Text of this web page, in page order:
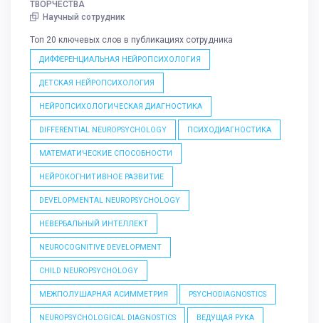
ТВОРЧЕСТВА
Научный сотрудник
Топ 20 ключевых слов в публикациях сотрудника
ДИФФЕРЕНЦИАЛЬНАЯ НЕЙРОПСИХОЛОГИЯ
ДЕТСКАЯ НЕЙРОПСИХОЛОГИЯ
НЕЙРОПСИХОЛОГИЧЕСКАЯ ДИАГНОСТИКА
DIFFERENTIAL NEUROPSYCHOLOGY ПСИХОДИАГНОСТИКА
МАТЕМАТИЧЕСКИЕ СПОСОБНОСТИ
НЕЙРОКОГНИТИВНОЕ РАЗВИТИЕ
DEVELOPMENTAL NEUROPSYCHOLOGY
НЕВЕРБАЛЬНЫЙ ИНТЕЛЛЕКТ
NEUROCOGNITIVE DEVELOPMENT
CHILD NEUROPSYCHOLOGY
МЕЖПОЛУШАРНАЯ АСИММЕТРИЯ PSYCHODIAGNOSTICS
NEUROPSYCHOLOGICAL DIAGNOSTICS ВЕДУЩАЯ РУКА